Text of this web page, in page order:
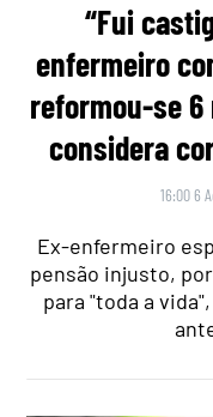
“Fui
enfermeiro
reformou-se 6
considera
16:00 6
Ex-enfermeiro
pensão injusto,
para "toda a